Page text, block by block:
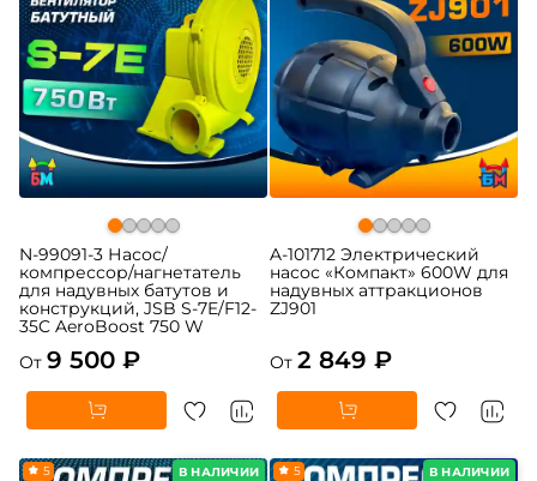
N-99091-3 Насос/
компрессор/нагнетатель
для надувных батутов и
конструкций, JSB S-7E/F12-
35C AeroBoost 750 W
От 9 500 ₽
A-101712 Электрический
насос «Компакт» 600W для
надувных аттракционов
ZJ901
От 2 849 ₽
В НАЛИЧИИ
5 В НАЛИЧИИ
5